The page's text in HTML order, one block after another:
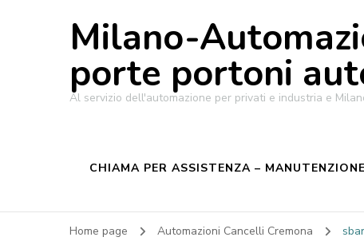
Milano-
porte portoni
Al servizio dell'automazione per privati e industria e
CHIAMA PER ASSISTENZA –
Home page Automazioni Cancelli Cremona